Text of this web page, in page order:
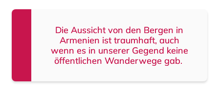
Die Aussicht von den Bergen in
Armenien ist traumhaft, auch
wenn es in unserer Gegend keine
öffentlichen Wanderwege gab.